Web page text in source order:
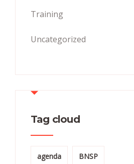
Training
Uncategorized
Tag cloud
agenda BNSP